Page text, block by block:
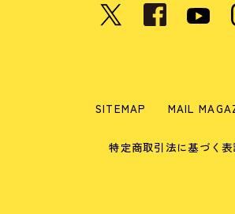
SITEMAP MAIL
特定商取引法に基づく表